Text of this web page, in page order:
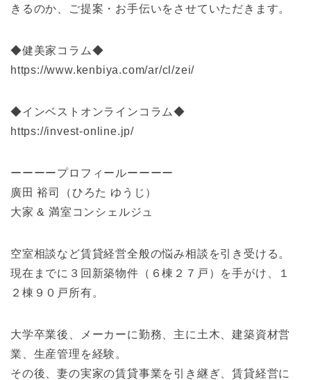
きるのか、ご提案・お手伝いをさせていただきます。
◆健美家コラム◆
https://www.kenbiya.com/ar/cl/zei/
◆インベストオンラインコラム◆
https://invest-online.jp/
ーーーープロフィールーーーー
廣田 裕司（ひろた ゆうじ）
大家 & 満室コンシェルジュ
空室相談など賃貸経営全般の悩み相談を引き受ける。
現在までに３回新築物件（６棟２７戸）を手がけ、１
２棟９０戸所有。
大学卒業後、メーカーに勤務、主に土木、建築資材営
業、生産管理を経験。
その後、妻の実家の賃貸事業を引き継ぎ、賃貸経営に